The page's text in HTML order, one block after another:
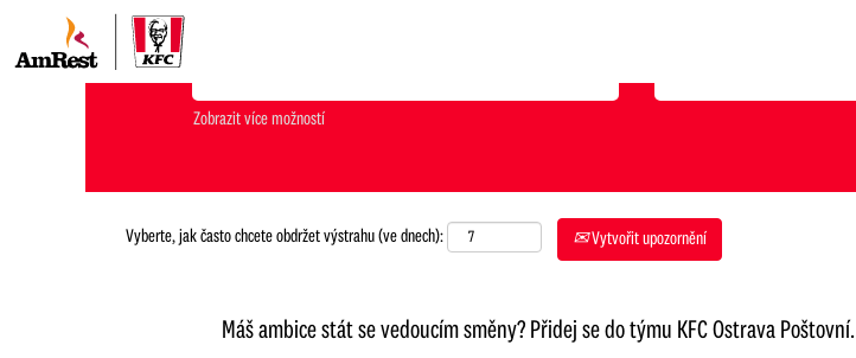
Zobrazit více možností
Vyberte, jak často chcete obdržet výstrahu (ve dnech): Vytvořit upozornění
Máš ambice stát se vedoucím směny? Přidej se do týmu KFC Ostrava Poštovní.